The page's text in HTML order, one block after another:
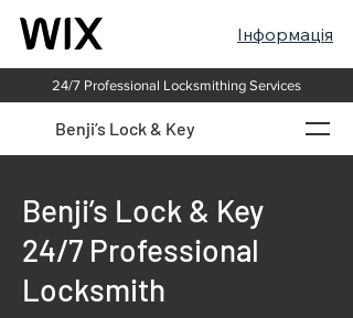
Інформація